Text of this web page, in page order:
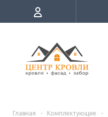
Главная - Комплектующие -